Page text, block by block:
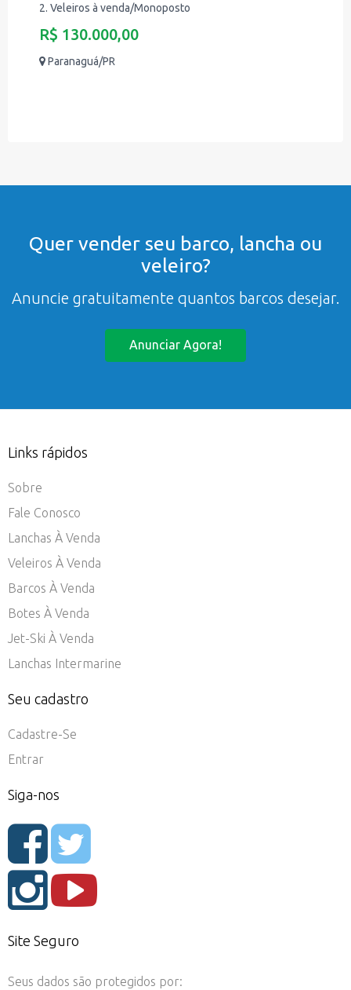
2. Veleiros à venda/Monoposto
R$ 130.000,00
Paranaguá/PR
Quer vender seu barco, lancha ou
veleiro?
Anuncie gratuitamente quantos barcos desejar.
Anunciar Agora!
Links rápidos
Sobre
Fale Conosco
Lanchas À Venda
Veleiros À Venda
Barcos À Venda
Botes À Venda
Jet-Ski À Venda
Lanchas Intermarine
Seu cadastro
Cadastre-Se
Entrar
Siga-nos
Site Seguro
Seus dados são protegidos por: